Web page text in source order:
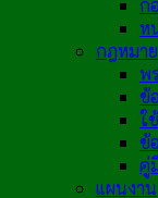
ก
ห
กฎหม
พ
ข้
ใ
ข้
คู่
แผนงาน